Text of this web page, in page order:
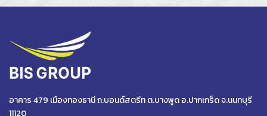
อาคาร 479 เมืองทองธานี ถ.บอนด์สตรีท ต.บางพูด อ.ปากเกร็ด จ.นนทบุรี
11120